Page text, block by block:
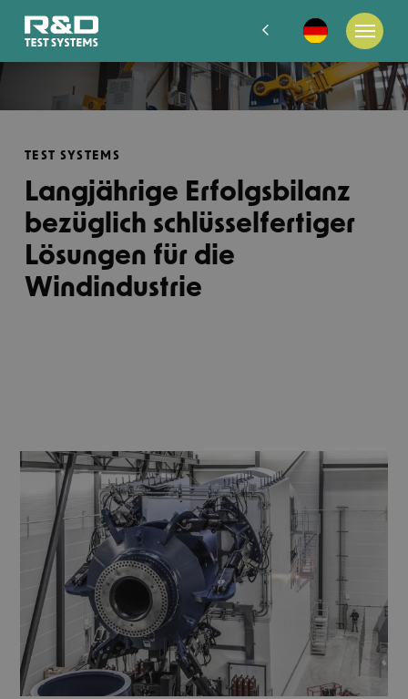
TEST SYSTEMS
Langjährige Erfolgsbilanz
bezüglich schlüsselfertiger
Lösungen für die
Windindustrie